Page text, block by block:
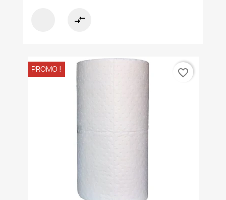
compare_arrows
PROMO ! favorite_border